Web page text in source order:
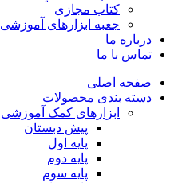
کتاب مجازی
جعبه ابزارهای آموزشی
درباره ما
تماس با ما
صفحه اصلی
دسته بندی محصولات
ابزارهای کمک آموزشی
پیش دبستان
پایه اول
پایه دوم
پایه سوم